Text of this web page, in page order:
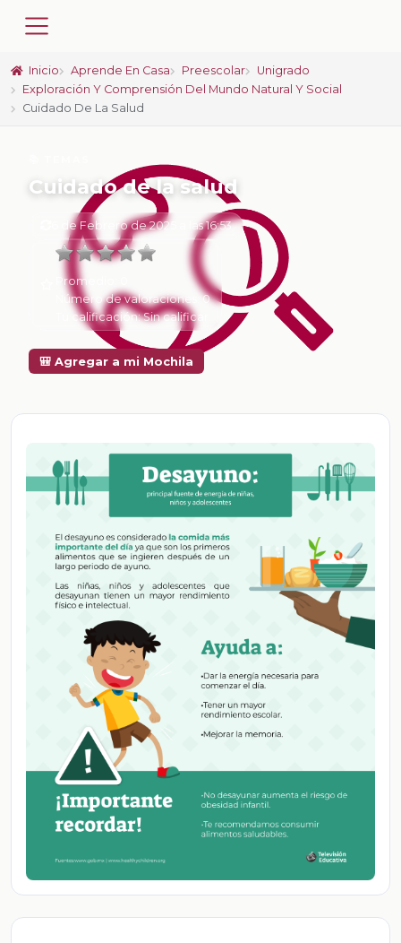
Inicio Aprende En Casa Preescolar
Unigrado
Exploración Y Comprensión Del Mundo Natural Y Social
Cuidado De La Salud
Cuidado de la salud
6 de Febrero de 2025 a las 16:53
Promedio:
Número de valoraciones:0
Tu calificación:Sin calificar
🎒 Agregar a mi Mochila